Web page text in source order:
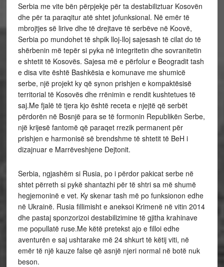
Serbia me vite bën përpjekje për ta destabiliztuar Kosovën
dhe për ta paraqitur atë shtet jofunksional. Në emër të
mbrojtjes së lirive dhe të drejtave të serbëve në Koovë,
Serbia po mundohet të shpik lloj-lloj sajesash të cilat do të
shërbenin më tepër si pyka në integritetin dhe sovranitetin
e shtetit të Kosovës. Sajesa më e përfolur e Beogradit tash
e disa vite është Bashkësia e komunave me shumicë
serbe, një projekt ky që synon prishjen e kompaktësisë
territorial të Kosovës dhe rrënimin e rendit kushtetues të
saj.Me fjalë të tjera kjo është receta e njejtë që serbët
përdorën në Bosnjë para se të formonin Republikën Serbe,
një krijesë fantomë që paraqet rrezik permanent për
prishjen e harmonisë së brendshme të shtetit të BeH i
dizajnuar e Marrëveshjene Dejtonit.
Serbia, ngjashëm si Rusia, po i përdor pakicat serbe në
shtet përreth si pykë shantazhi për të shtri sa më shumë
hegjemoninë e vet. Ky skenar tash më po funksionon edhe
në Ukrainë. Rusia fillimisht e aneksoi Krimenë në vitin 2014
dhe pastaj sponzorizoi destabilizimine të gjitha krahinave
me popullatë ruse.Me këtë pretekst ajo e filloi edhe
aventurën e saj ushtarake më 24 shkurt të këtij viti, në
emër të një kauze false që asnjë njeri normal në botë nuk
beson.